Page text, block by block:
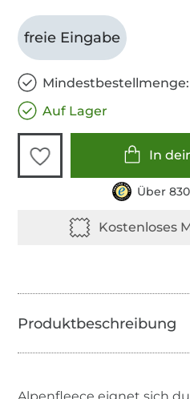
freie Eingabe
Mindestbestellmenge:
Auf Lager
In
Über